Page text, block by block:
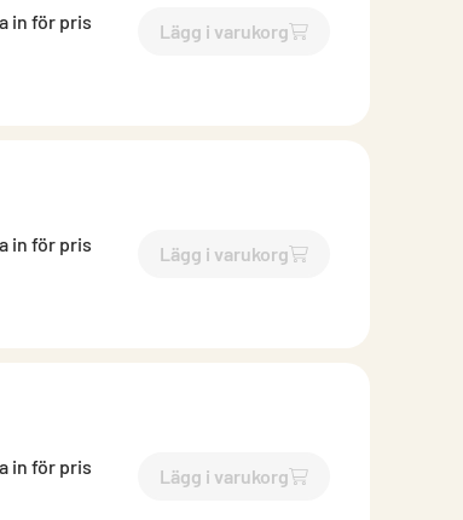
in för pris Lägg i varukorg
`$Lägg till
in för pris Lägg i varukorg
`$Lägg till
in för pris Lägg i varukorg
`$Lägg till